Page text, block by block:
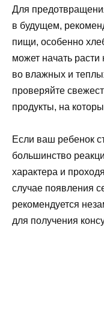
Для
в будущем,
пищи, особенно
может начать расти
во влажных и
проверяйте
продукты, на
Если ваш ребенок
большинство
характера и
случае появления
рекомендуется
для получения